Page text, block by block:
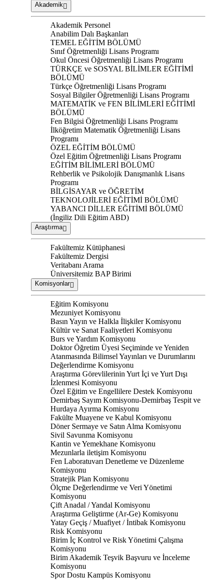
Akademik
Akademik Personel
Anabilim Dalı Başkanları
TEMEL EĞİTİM BÖLÜMÜ
Sınıf Öğretmenliği Lisans Programı
Okul Öncesi Öğretmenliği Lisans Programı
TÜRKÇE ve SOSYAL BİLİMLER EĞİTİMİ
BÖLÜMÜ
Türkçe Öğretmenliği Lisans Programı
Sosyal Bilgiler Öğretmenliği Lisans Programı
MATEMATİK ve FEN BİLİMLERİ EĞİTİMİ
BÖLÜMÜ
Fen Bilgisi Öğretmenliği Lisans Programı
İlköğretim Matematik Öğretmenliği Lisans
Programı
ÖZEL EĞİTİM BÖLÜMÜ
Özel Eğitim Öğretmenliği Lisans Programı
EĞİTİM BİLİMLERİ BÖLÜMÜ
Rehberlik ve Psikolojik Danışmanlık Lisans
Programı
BİLGİSAYAR ve ÖĞRETİM
TEKNOLOJİLERİ EĞİTİMİ BÖLÜMÜ
YABANCI DİLLER EĞİTİMİ BÖLÜMÜ
(İngiliz Dili Eğitim ABD)
Araştırma
Fakültemiz Kütüphanesi
Fakültemiz Dergisi
Veritabanı Arama
Üniversitemiz BAP Birimi
Komisyonlar
Eğitim Komisyonu
Mezuniyet Komisyonu
Basın Yayın ve Halkla İlişkiler Komisyonu
Kültür ve Sanat Faaliyetleri Komisyonu
Burs ve Yardım Komisyonu
Doktor Öğretim Üyesi Seçiminde ve Yeniden
Atanmasında Bilimsel Yayınları ve Durumlarını
Değerlendirme Komisyonu
Araştırma Görevlilerinin Yurt İçi ve Yurt Dışı
İzlenmesi Komisyonu
Özel Eğitim ve Engellilere Destek Komisyonu
Demirbaş Sayım Komisyonu-Demirbaş Tespit ve
Hurdaya Ayırma Komisyonu
Fakülte Muayene ve Kabul Komisyonu
Döner Sermaye ve Satın Alma Komisyonu
Sivil Savunma Komisyonu
Kantin ve Yemekhane Komisyonu
Mezunlarla iletişim Komisyonu
Fen Laboratuvarı Denetleme ve Düzenleme
Komisyonu
Stratejik Plan Komisyonu
Ölçme Değerlendirme ve Veri Yönetimi
Komisyonu
Çift Anadal / Yandal Komisyonu
Araştırma Geliştirme (Ar-Ge) Komisyonu
Yatay Geçiş / Muafiyet / İntibak Komisyonu
Risk Komisyonu
Birim İç Kontrol ve Risk Yönetimi Çalışma
Komisyonu
Birim Akademik Teşvik Başvuru ve İnceleme
Komisyonu
Spor Dostu Kampüs Komisyonu